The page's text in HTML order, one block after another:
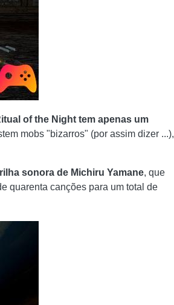
of the Night tem apenas um
mobs "bizarros" (por assim dizer ...),
sonora de Michiru Yamane, que
quarenta canções para um total de